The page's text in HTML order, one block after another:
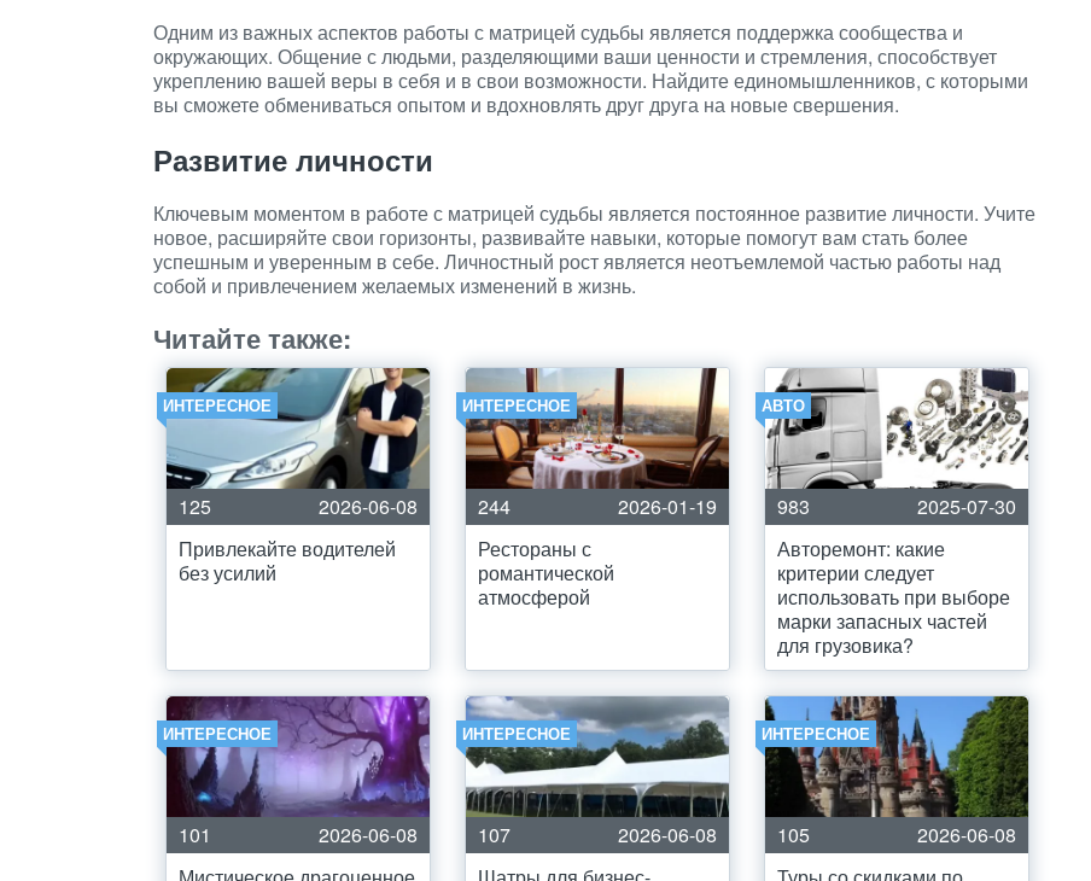
Одним из важных аспектов работы с матрицей судьбы является поддержка сообщества и
окружающих. Общение с людьми, разделяющими ваши ценности и стремления, способствует
укреплению вашей веры в себя и в свои возможности. Найдите единомышленников, с которыми
вы сможете обмениваться опытом и вдохновлять друг друга на новые свершения.
Развитие личности
Ключевым моментом в работе с матрицей судьбы является постоянное развитие личности. Учите
новое, расширяйте свои горизонты, развивайте навыки, которые помогут вам стать более
успешным и уверенным в себе. Личностный рост является неотъемлемой частью работы над
собой и привлечением желаемых изменений в жизнь.
Читайте также:
ИНТЕРЕСНОЕ
125
2026-06-08
Привлекайте водителей
без усилий
ИНТЕРЕСНОЕ
244
2026-01-19
Рестораны с
романтической
атмосферой
АВТО
983
2025-07-30
Авторемонт: какие
критерии следует
использовать при выборе
марки запасных частей
для грузовика?
ИНТЕРЕСНОЕ
101
2026-06-08
ИНТЕРЕСНОЕ
107
2026-06-08
ИНТЕРЕСНОЕ
105
2026-06-08